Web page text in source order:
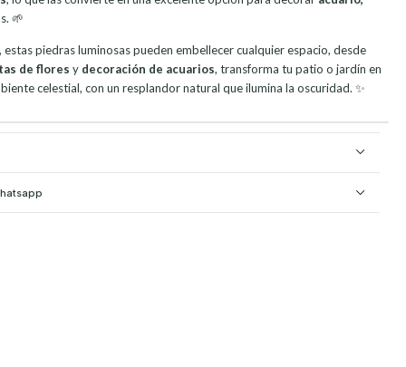
🌱
estas piedras luminosas pueden embellecer cualquier espacio, desde
de flores y decoración de acuarios, transforma tu patio o jardín en
celestial, con un resplandor natural que ilumina la oscuridad. ✨